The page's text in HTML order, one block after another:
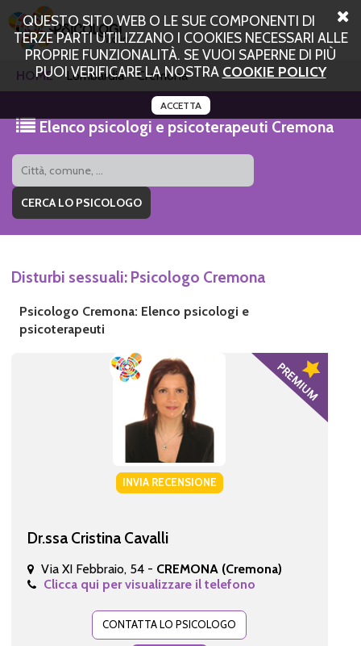
QUESTO SITO WEB O LE SUE COMPONENTI DI
TERZE PARTI UTILIZZANO I COOKIES NECESSARI ALLE
PROPRIE FUNZIONALITÀ. SE VUOI SAPERNE DI PIÙ
PUOI VERIFICARE LA NOSTRA COOKIE POLICY
ACCETTA
HOME Lombardia Cremona
Elenco psicologi e psicoterapeuti Cremona
Disturbi sessuali: Psicologo Cremona
Psicologo Cremona: Elenco psicologi e
psicoterapeuti
INVIA RECENSIONE
Dr.ssa Cristina Cavalli
Via XI Febbraio, 54 - CREMONA (Cremona)
Clicca qui per visualizzare il telefono
CONTATTA LO PSICOLOGO